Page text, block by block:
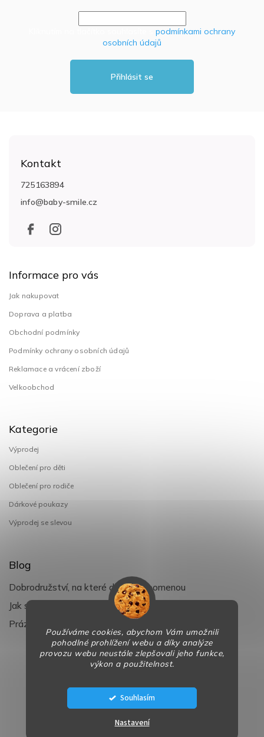
Používáme cookies, abychom Vám umožnili
pohodlné prohlížení webu a díky analýze
provozu webu neustále zlepšovali jeho funkce,
výkon a použitelnost.
Souhlasím
Nastavení
podmínkami ochrany
osobních údajů
Přihlásit se
Kontakt
info@baby-smile.cz
725163894
Informace pro vás
Jak nakupovat
Doprava a platba
Obchodní podmínky
Podmínky ochrany osobních údajů
Reklamace a vrácení zboží
Velkoobchod
Kategorie
Výprodej
Oblečení pro děti
Oblečení pro rodiče
Dárkové poukazy
Výprodej se slevou
Blog
Dobrodružství, na které děti nezapomenou
Jak si užít léto s dětmi naplno
Prázdniny klepou na dveře
BaBy-smile.cz. Všechna práva vyhrazena.